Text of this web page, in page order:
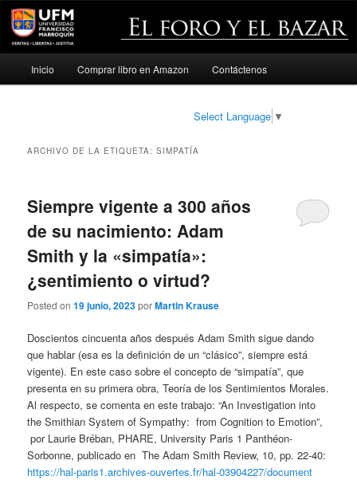
Ir
Ir
Inicio Comprar libro en Amazon Contáctenos
Select Language ▼
ARCHIVO DE LA ETIQUETA:SIMPATÍA
Siempre vigente a 300 años
de su nacimiento: Adam
Smith y la «simpatía»:
¿sentimiento o virtud?
Posted on19 junio, 2023porMartin Krause
Doscientos cincuenta años después Adam Smith sigue dando
que hablar (esa es la definición de un “clásico”, siempre está
vigente). En este caso sobre el concepto de “simpatía”, que
presenta en su primera obra, Teoría de los Sentimientos Morales.
Al respecto, se comenta en este trabajo: “An Investigation into
the Smithian System of Sympathy: from Cognition to Emotion”,
por Laurie Bréban, PHARE, University Paris 1 Panthéon-
Sorbonne, publicado en The Adam Smith Review, 10, pp. 22-40:
https://hal-paris1.archives-ouvertes.fr/hal-03904227/document